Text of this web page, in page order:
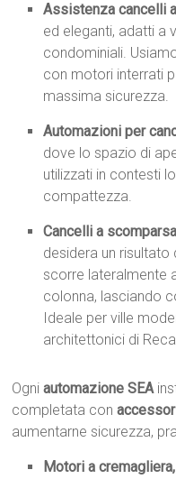
Assistenza cancelli
ed eleganti, adatti a
condominiali.
con motori interrati
massima sicurezza.
Automazioni per
dove lo spazio di
utilizzati in contesti
compattezza.
Cancelli a
desidera un
scorre lateralmente
colonna, lasciando
Ideale per ville
architettonici di
Ogniautomazione SEA
completata con
aumentarne sicurezza,
Motori a